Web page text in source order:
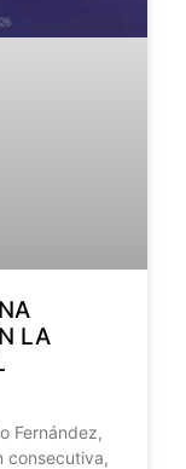
LA
Fernández,
consecutiva,